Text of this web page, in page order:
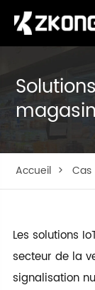
Accueil Cas
Les solutions
secteur de la
signalisation